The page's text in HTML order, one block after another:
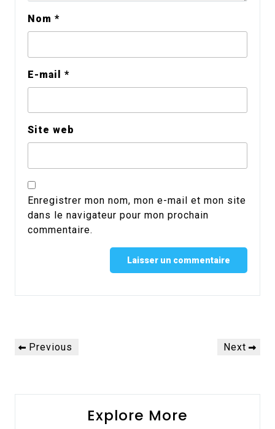
Nom *
E-mail *
Site web
Enregistrer mon nom, mon e-mail et mon site
dans le navigateur pour mon prochain
commentaire.
Navigation
dePrevious
Previous
Next
Next
Explore More